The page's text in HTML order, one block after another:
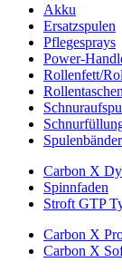
Akku
Ersatzspulen
Pflegesprays
Power-
Rollenfett/
Rollentaschen
Spulenbänder
Carbon X
Spinnfaden
Stroft GTP
Carbon X
Carbon X